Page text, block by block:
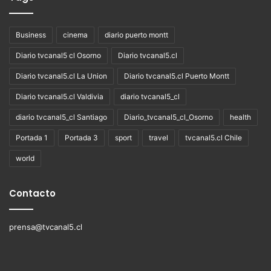
Business cinema diario puerto montt
Diario tvcanal5 cl Osorno Diario tvcanal5.cl
Diario tvcanal5.cl La Union Diario tvcanal5.cl Puerto Montt
Diario tvcanal5.cl Valdivia diario tvcanal5_cl
diario tvcanal5_cl Santiago Diario_tvcanal5_cl_Osorno health
Portada 1 Portada 3 sport travel tvcanal5.cl Chile
world
Contacto
prensa@tvcanal5.cl